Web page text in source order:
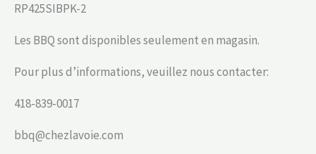
RP425SIBPK-2
Les BBQ sont disponibles seulement en magasin.
Pour plus d’informations, veuillez nous contacter:
418-839-0017
bbq@chezlavoie.com